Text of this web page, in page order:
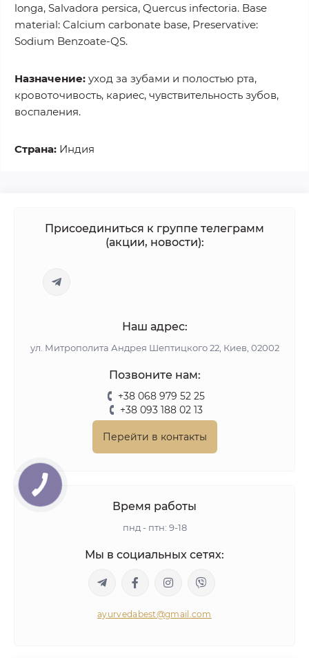
longa, Salvadora persica, Quercus infectoria. Base
material: Calcium carbonate base, Preservative:
Sodium Benzoate-QS.
Назначение: уход за зубами и полостью рта,
кровоточивость, кариес, чувствительность зубов,
воспаления.
Страна: Индия
Присоединиться к группе телеграмм
(акции, новости):
Наш адрес:
ул. Митрополита Андрея Шептицкого 22, Киев, 02002
Позвоните нам:
+38 068 979 52 25
+38 093 188 02 13
Перейти в контакты
Время работы
пнд - птн: 9-18
Мы в социальных сетях:
ayurvedabest@gmail.com